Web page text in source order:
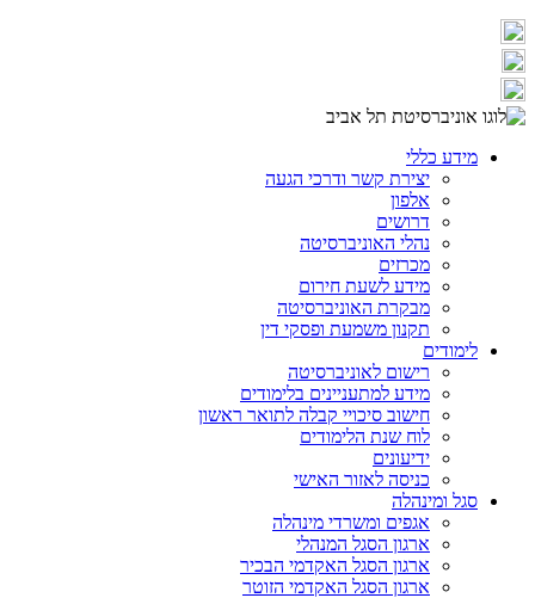
מידע כללי
יצירת קשר ודרכי הגעה
אלפון
דרושים
נהלי האוניברסיטה
מכרזים
מידע לשעת חירום
מבקרת האוניברסיטה
תקנון משמעת ופסקי דין
לימודים
רישום לאוניברסיטה
מידע למתעניינים בלימודים
חישוב סיכויי קבלה לתואר ראשון
לוח שנת הלימודים
ידיעונים
כניסה לאזור האישי
סגל ומינהלה
אגפים ומשרדי מינהלה
ארגון הסגל המנהלי
ארגון הסגל האקדמי הבכיר
ארגון הסגל האקדמי הזוטר